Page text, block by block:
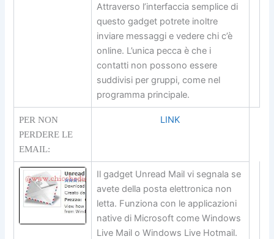
Attraverso l’interfaccia semplice di
questo gadget potrete inoltre
inviare messaggi e vedere chi c’è
online. L’unica pecca è che i
contatti non possono essere
suddivisi per gruppi, come nel
programma principale.
PER NON
PERDERE LE
EMAIL:
LINK
Il gadget Unread Mail vi segnala se
avete della posta elettronica non
letta. Funziona con le applicazioni
native di Microsoft come Windows
Live Mail o Windows Live Hotmail.